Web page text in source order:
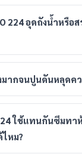
224 อุดถังน้ำหรือ
มากจนปูนดันหลุดคว
ใช้แทนกันซึมทา
หม?